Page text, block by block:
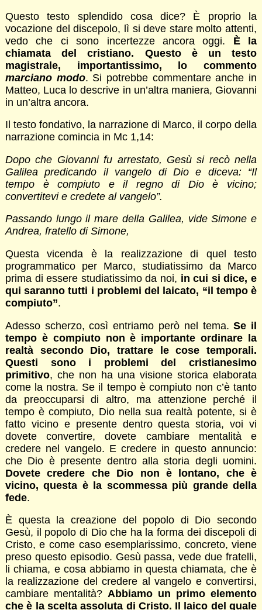
Questo testo splendido cosa dice? È proprio la
vocazione del discepolo, lì si deve stare molto attenti,
vedo che ci sono incertezze ancora oggi. È la
chiamata del cristiano. Questo è un testo
magistrale, importantissimo, lo commento
marciano modo. Si potrebbe commentare anche in
Matteo, Luca lo descrive in un’altra maniera, Giovanni
in un’altra ancora.
Il testo fondativo, la narrazione di Marco, il corpo della
narrazione comincia in Mc 1,14:
Dopo che Giovanni fu arrestato, Gesù si recò nella
Galilea predicando il vangelo di Dio e diceva: “Il
tempo è compiuto e il regno di Dio è vicino;
convertitevi e credete al vangelo”.
Passando lungo il mare della Galilea, vide Simone e
Andrea, fratello di Simone,
Questa vicenda è la realizzazione di quel testo
programmatico per Marco, studiatissimo da Marco
prima di essere studiatissimo da noi, in cui si dice, e
qui saranno tutti i problemi del laicato, “il tempo è
compiuto”.
Adesso scherzo, così entriamo però nel tema.Se il
tempo è compiuto non è importante ordinare la
realtà secondo Dio, trattare le cose temporali.
Questi sono i problemi del cristianesimo
primitivo, che non ha una visione storica elaborata
come la nostra. Se il tempo è compiuto non c’è tanto
da preoccuparsi di altro, ma attenzione perché il
tempo è compiuto, Dio nella sua realtà potente, si è
fatto vicino e presente dentro questa storia, voi vi
dovete convertire, dovete cambiare mentalità e
credere nel vangelo. E credere in questo annuncio:
che Dio è presente dentro alla storia degli uomini.
Dovete credere che Dio non è lontano, che è
vicino, questa è la scommessa più grande della
fede.
È questa la creazione del popolo di Dio secondo
Gesù, il popolo di Dio che ha la forma dei discepoli di
Cristo, e come caso esemplarissimo, concreto, viene
preso questo episodio. Gesù passa, vede due fratelli,
li chiama, e cosa abbiamo in questa chiamata, che è
la realizzazione del credere al vangelo e convertirsi,
cambiare mentalità? Abbiamo un primo elemento
che è la scelta assoluta di Cristo. Il laico del quale